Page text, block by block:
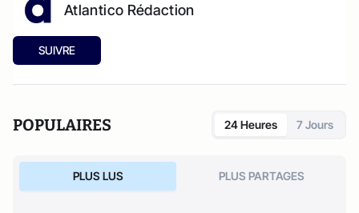
Atlantico Rédaction
SUIVRE
POPULAIRES 24 Heures 7 Jours
PLUS LUS PLUS PARTAGES